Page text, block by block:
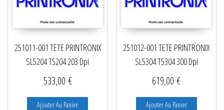
Lecteurs code-barres de présentation
Lecteurs filaires 1D et 2D
Lecteurs sans fil 1D et 2D
Logiciels étiquettes
Ré-enrouleurs Distributeurs
251011-001 TETE PRINTRONIX
SL5204 T5204 203 Dpi
533,00 €
Ajouter Au Panier
251012-001 TETE PRINTRONIX
SL5304 T5304 300 Dpi
619,00€
Ajouter Au Panier